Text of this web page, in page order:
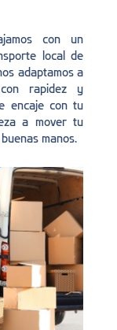
con un
local de
adaptamos a
rapidez y
encaje con tu
a mover tu
manos.